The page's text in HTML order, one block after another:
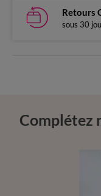
Retours
sous 30
Complétez